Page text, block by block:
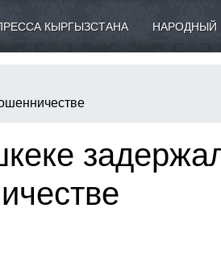
КЫРГЫЗСТАНА НАРОДНЫЙ